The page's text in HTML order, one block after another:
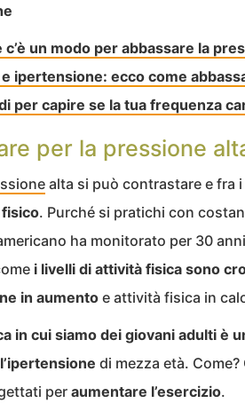
c’è un modo per abbassare la
e ipertensione: ecco come
per capire se la tua frequenza
per la pressione
alta si può contrastare e fra
fisico. Purché si pratichi con
ha monitorato per 30
i livelli di attività fisica sono
in aumento e attività fisica in
in cui siamo dei giovani adulti è
di mezza età.
per aumentare l’esercizio.